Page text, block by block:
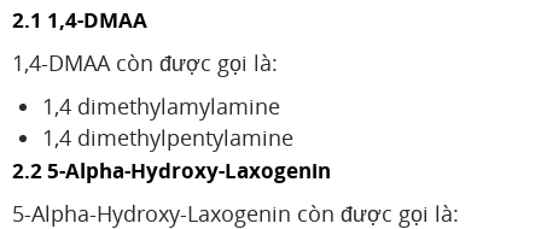
2.1 1,4-DMAA
1,4-DMAA còn được gọi là:
1,4 dimethylamylamine
1,4 dimethylpentylamine
2.2 5-Alpha-Hydroxy-Laxogenin
5-Alpha-Hydroxy-Laxogenin còn được gọi là: